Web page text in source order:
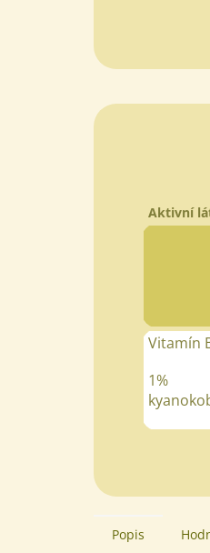
Aktivní
Vitamín
1%
Popis